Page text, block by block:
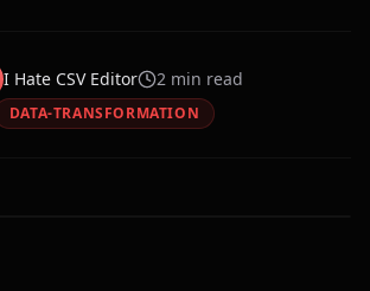
I Hate CSV Editor 2 min read
DATA-TRANSFORMATION